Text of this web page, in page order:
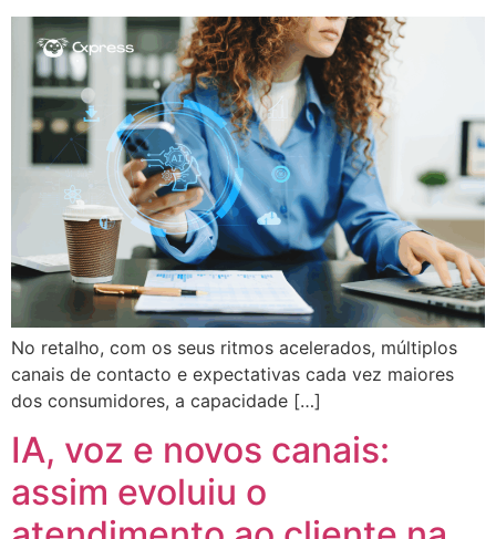
No retalho, com os seus ritmos acelerados, múltiplos
canais de contacto e expectativas cada vez maiores
dos consumidores, a capacidade […]
IA, voz e novos canais:
assim evoluiu o